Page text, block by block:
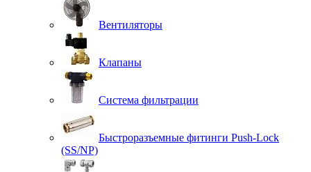
Вентиляторы
Клапаны
Система фильтрации
Быстроразъемные фитинги Push-Lock
(SS/NP)